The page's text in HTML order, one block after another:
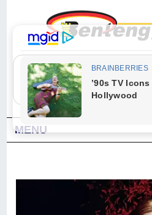
"Sesungguhnya Allah dan para
Wahai orang-orang yang beriman,
ucapkanlah salam dengan penuh
Ahzab Ayat
MENU